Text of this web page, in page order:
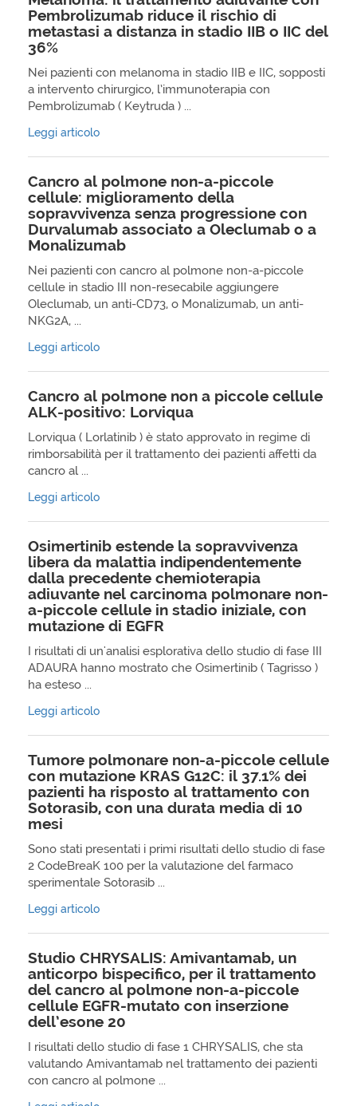
Pembrolizumab riduce il rischio di
metastasi a distanza in stadio IIB o IIC del
36%
Nei pazienti con melanoma in stadio IIB e IIC, sopposti
a intervento chirurgico, l’immunoterapia con
Pembrolizumab ( Keytruda ) ...
Leggi articolo
Cancro al polmone non-a-piccole
cellule: miglioramento della
sopravvivenza senza progressione con
Durvalumab associato a Oleclumab o a
Monalizumab
Nei pazienti con cancro al polmone non-a-piccole
cellule in stadio III non-resecabile aggiungere
Oleclumab, un anti-CD73, o Monalizumab, un anti-
NKG2A, ...
Leggi articolo
Cancro al polmone non a piccole cellule
ALK-positivo: Lorviqua
Lorviqua ( Lorlatinib ) è stato approvato in regime di
rimborsabilità per il trattamento dei pazienti affetti da
cancro al ...
Leggi articolo
Osimertinib estende la sopravvivenza
libera da malattia indipendentemente
dalla precedente chemioterapia
adiuvante nel carcinoma polmonare non-
a-piccole cellule in stadio iniziale, con
mutazione di EGFR
I risultati di un'analisi esplorativa dello studio di fase III
ADAURA hanno mostrato che Osimertinib ( Tagrisso )
ha esteso ...
Leggi articolo
Tumore polmonare non-a-piccole cellule
con mutazione KRAS G12C: il 37.1% dei
pazienti ha risposto al trattamento con
Sotorasib, con una durata media di 10
mesi
Sono stati presentati i primi risultati dello studio di fase
2 CodeBreaK 100 per la valutazione del farmaco
sperimentale Sotorasib ...
Leggi articolo
Studio CHRYSALIS: Amivantamab, un
anticorpo bispecifico, per il trattamento
del cancro al polmone non-a-piccole
cellule EGFR-mutato con inserzione
dell’esone 20
I risultati dello studio di fase 1 CHRYSALIS, che sta
valutando Amivantamab nel trattamento dei pazienti
con cancro al polmone ...